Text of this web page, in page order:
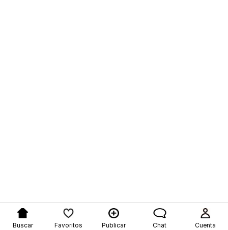
Buscar Favoritos Publicar Chat Cuenta